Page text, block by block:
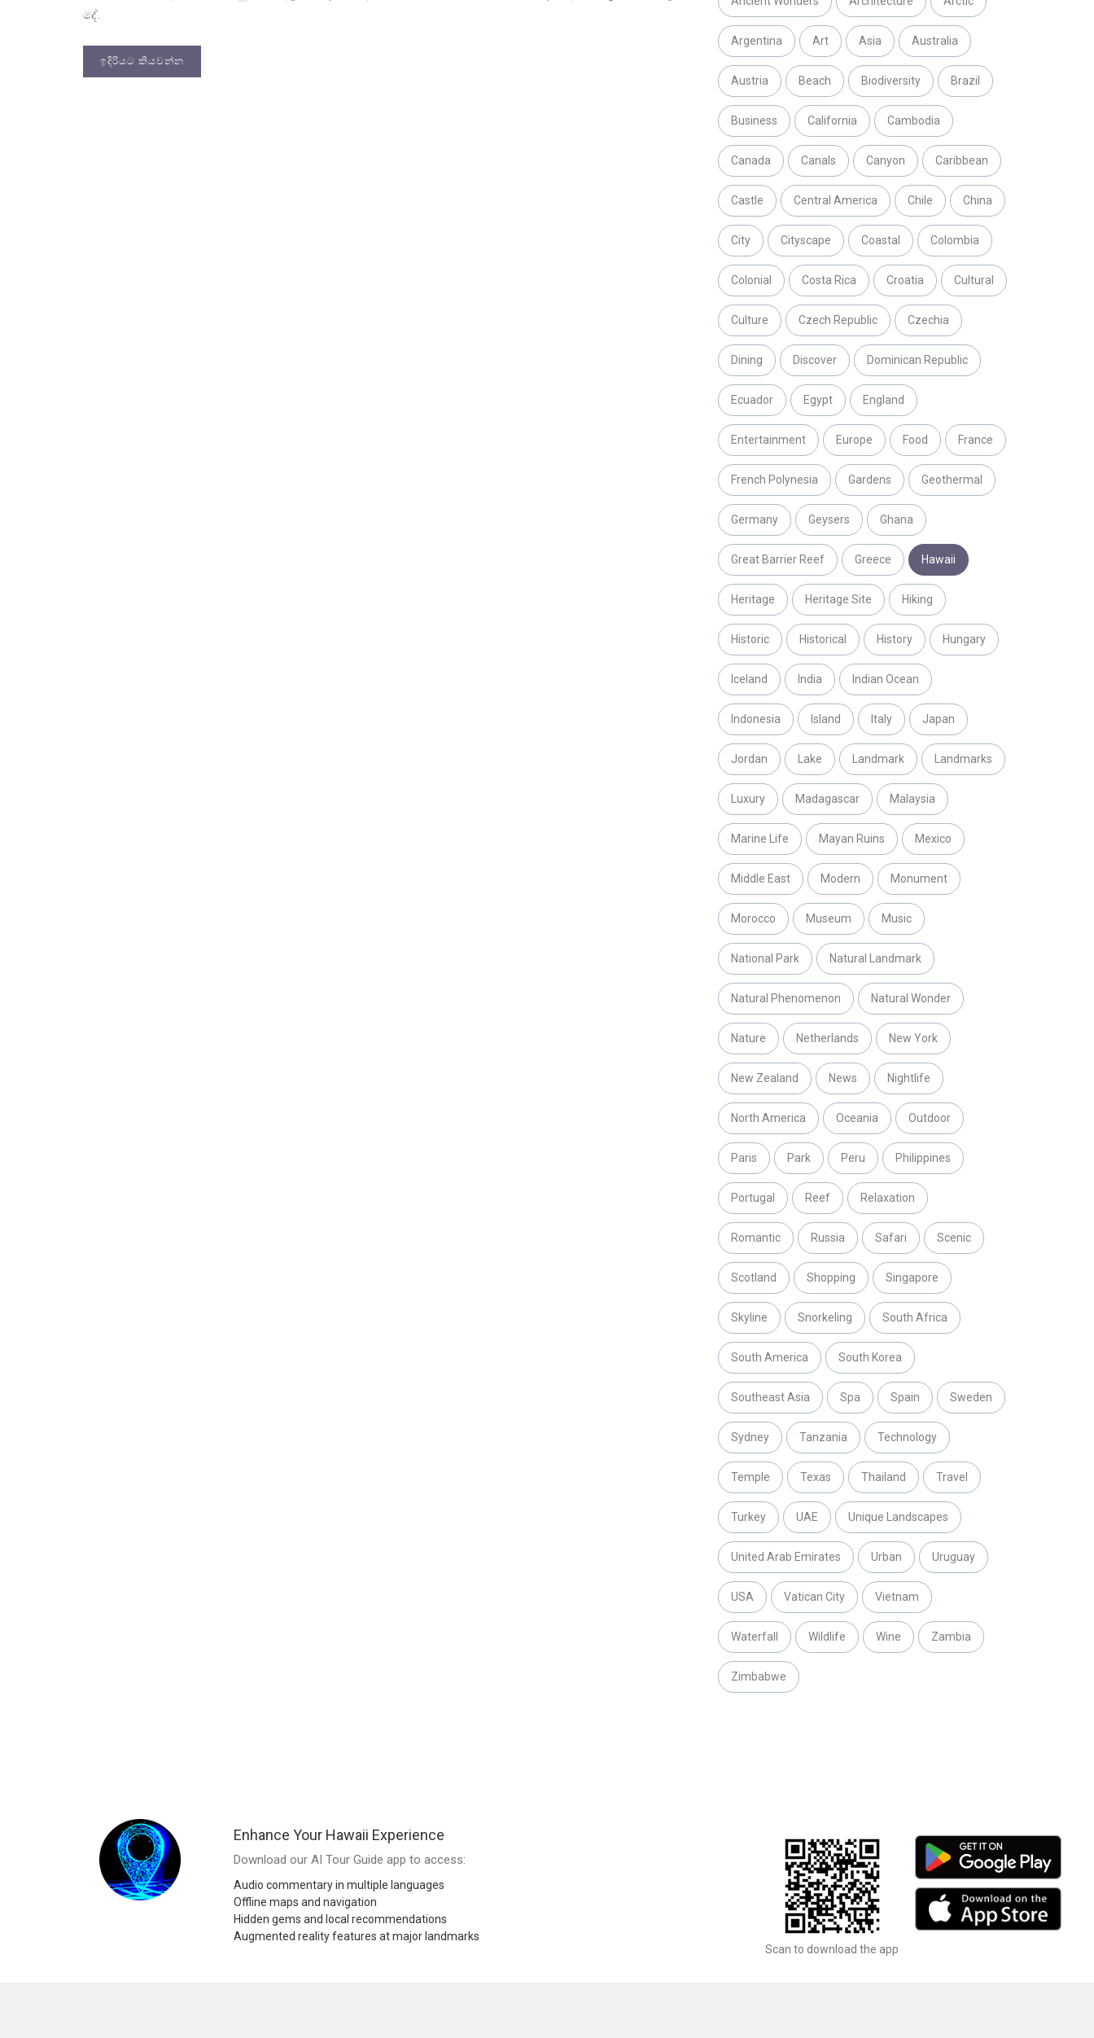
දේ.
ඉදිරියට කියවන්න
Argentina Art Asia Australia
Austria Beach Biodiversity Brazil
Business California Cambodia
Canada Canals Canyon Caribbean
Castle Central America Chile China
City Cityscape Coastal Colombia
Colonial Costa Rica Croatia Cultural
Culture Czech Republic Czechia
Dining Discover Dominican Republic
Ecuador Egypt England
Entertainment Europe Food France
French Polynesia Gardens Geothermal
Germany Geysers Ghana
Great Barrier Reef Greece Hawaii
Heritage Heritage Site Hiking
Historic Historical History Hungary
Iceland India Indian Ocean
Indonesia Island Italy Japan
Jordan Lake Landmark Landmarks
Luxury Madagascar Malaysia
Marine Life Mayan Ruins Mexico
Middle East Modern Monument
Morocco Museum Music
National Park Natural Landmark
Natural Phenomenon Natural Wonder
Nature Netherlands New York
New Zealand News Nightlife
North America Oceania Outdoor
Paris Park Peru Philippines
Portugal Reef Relaxation
Romantic Russia Safari Scenic
Scotland Shopping Singapore
Skyline Snorkeling South Africa
South America South Korea
Southeast Asia Spa Spain Sweden
Sydney Tanzania Technology
Temple Texas Thailand Travel
Turkey UAE Unique Landscapes
United Arab Emirates Urban Uruguay
USA Vatican City Vietnam
Waterfall Wildlife Wine Zambia
Zimbabwe
Enhance Your Hawaii Experience
Download our AI Tour Guide app to access:
Audio commentary in multiple languages
Offline maps and navigation
Hidden gems and local recommendations
Augmented reality features at major landmarks
Scan to download the app